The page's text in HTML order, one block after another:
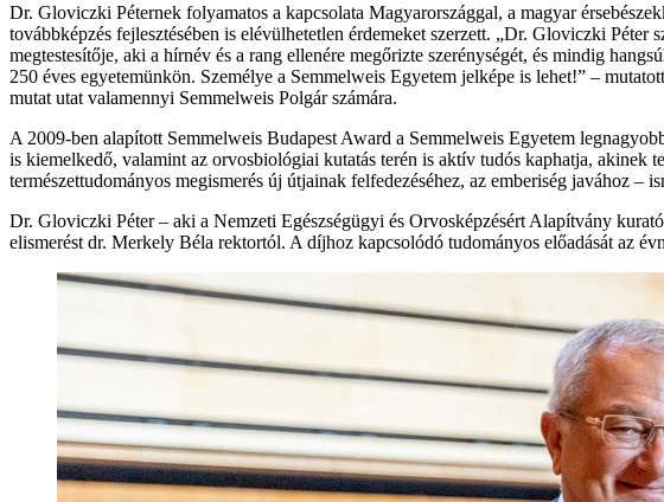
Dr. Gloviczki Péternek folyamatos a kapcsolata Magyarországgal, a magyar
továbbképzés fejlesztésében is elévülhetetlen érdemeket szerzett. „Dr. Gloviczki Péter
megtestesítője, aki a hírnév és a rang ellenére megőrizte szerénységét, és mindig
250 éves egyetemünkön. Személye a Semmelweis Egyetem jelképe is lehet!” –
mutat utat valamennyi Semmelweis Polgár számára.
A 2009-ben alapított Semmelweis Budapest Award a Semmelweis Egyetem
is kiemelkedő, valamint az orvosbiológiai kutatás terén is aktív tudós kaphatja, akinek
természettudományos megismerés új útjainak felfedezéséhez, az emberiség javához –
Dr. Gloviczki Péter – aki a Nemzeti Egészségügyi és Orvosképzésért Alapítvány
elismerést dr. Merkely Béla rektortól. A díjhoz kapcsolódó tudományos előadását az